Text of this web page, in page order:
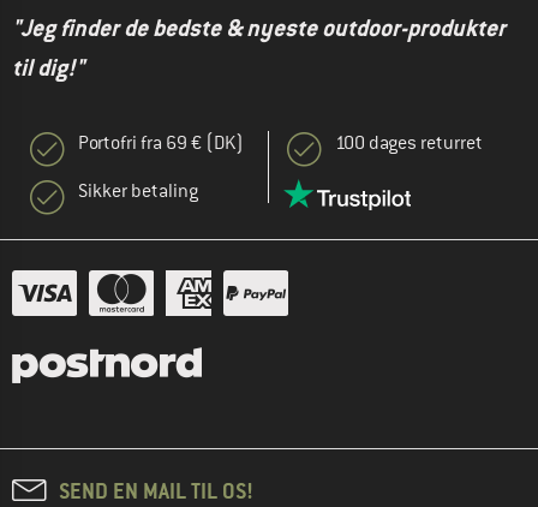
"Jeg finder de bedste & nyeste outdoor-produkter
til dig!"
Portofri fra 69 € (DK)
Sikker betaling
100 dages returret
SEND EN MAIL TIL OS!